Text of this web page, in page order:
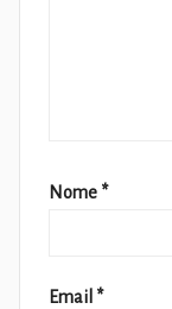
Nome *
Email *